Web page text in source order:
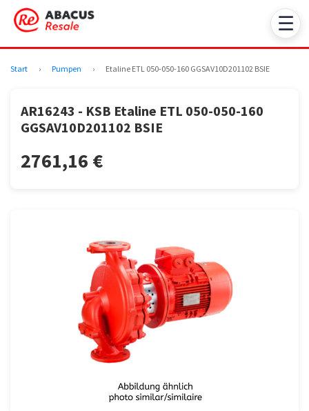
☰
Start › Pumpen › Etaline ETL 050-050-160 GGSAV10D201102 BSIE
AR16243 - KSB Etaline ETL 050-050-160
GGSAV10D201102 BSIE
2761,16 €